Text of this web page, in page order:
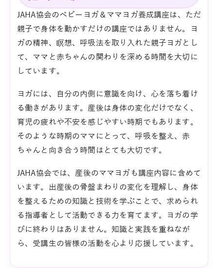
JAHA協会のベビーヨガ＆ママヨガ養成講座は、ただ
親子で身体を動かすだけの講座ではありません。ヨ
ガの精神、瞑想、呼吸法を取り入れた親子ヨガとし
て、ママと赤ちゃんの関わりを深める時間を大切に
しています。
ヨガには、自分の内側に意識を向け、心を落ち着け
る働きがあります。産後は身体の変化だけでなく、
育児の疲れや不安を感じやすい時期でもあります。
そのような時期のママにとって、呼吸を整え、赤
ちゃんと向き合う時間はとても大切です。
JAHA協会では、産後のママヨガも講座内容に含めて
います。出産後の骨盤まわりの変化を理解し、身体
を整えるための知識と技術を学ぶことで、求められ
る指導者として活動できる力を育てます。ヨガの学
びに終わりはありません。知識と実践を重ねなが
ら、受講生の皆様の活動を心より応援しています。